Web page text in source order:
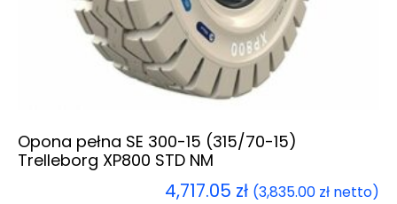
Opona pełna SE 300-15 (315/70-15)
Trelleborg XP800 STD NM
4,717.05 zł (3,835.00 zł netto)